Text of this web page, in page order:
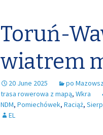
Toruń-
wiatrem
20 June 2025 po
trasa rowerowa z mapą, Wkra
NDM, Pomiechówek, Raciąż,
EL